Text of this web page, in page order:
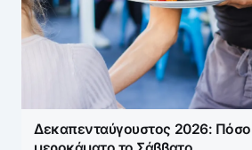
Δεκαπενταύγουστος 2026: Πόσο